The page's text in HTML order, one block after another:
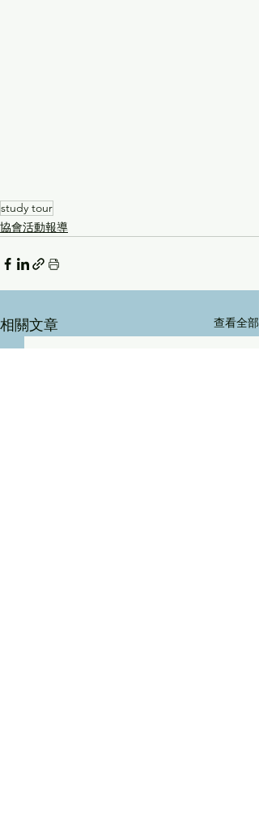
study tour
協會活動報導
相關文章 查看全部